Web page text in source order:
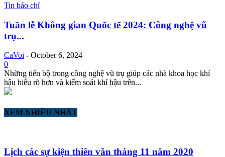
Tin báo chí
Tuần lễ Không gian Quốc tế 2024: Công nghệ vũ
trụ...
CaVoi - October 6, 2024
0
Những tiến bộ trong công nghệ vũ trụ giúp các nhà khoa học khí
hậu hiểu rõ hơn và kiểm soát khí hậu trên...
XEM NHIỀU NHẤT
Lịch các sự kiện thiên văn tháng 11 năm 2020